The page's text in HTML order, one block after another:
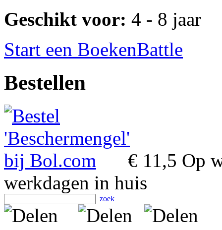
Geschikt voor: 4 - 8 jaar
Start een BoekenBattle
Bestellen
€ 11,5 Op
werkdagen in huis
zoek